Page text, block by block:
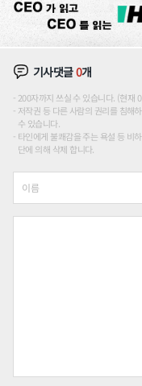
기사댓글0개
200자까지 쓰실 수 있습니다. (현
저작권 등 다른 사람의 권리를 침해
수 있습니다.
타인에게 불쾌감을 주는 욕설 등 비
단에 의해 삭제 합니다.